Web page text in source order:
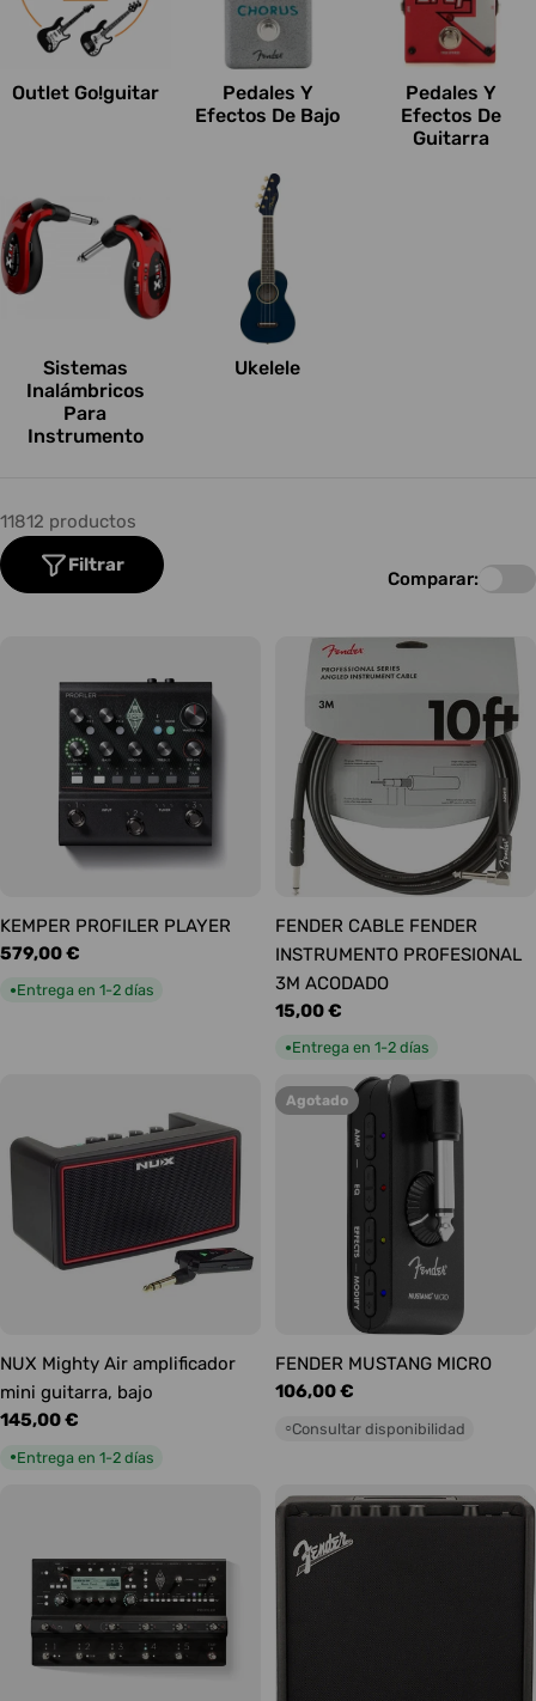
Outlet Go!guitar
Pedales Y
Efectos De Bajo
Pedales Y
Efectos De
Guitarra
Sistemas
Inalámbricos
Para
Instrumento
Ukelele
11812 productos
Filtrar
Comparar:
KEMPER PROFILER PLAYER
Precio
habitual
579,00 €
●Entrega en 1-2 días
FENDER CABLE FENDER
INSTRUMENTO PROFESIONAL
3M ACODADO
Precio
habitual
15,00 €
●Entrega en 1-2 días
NUX Mighty Air amplificador
mini guitarra, bajo
Precio
145,00 €
●Entrega en 1-2 días
Agotado
FENDER MUSTANG MICRO
Precio
106,00 €
○Consultar disponibilidad